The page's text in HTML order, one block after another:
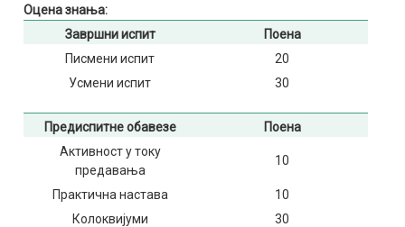
Оцена знања:
Завршни испит
Поена
Писмени испит
20
Усмени испит
30
Предиспитне обавезе
Поена
Активност у току
предавања
10
Практична настава
10
Колоквијуми
30